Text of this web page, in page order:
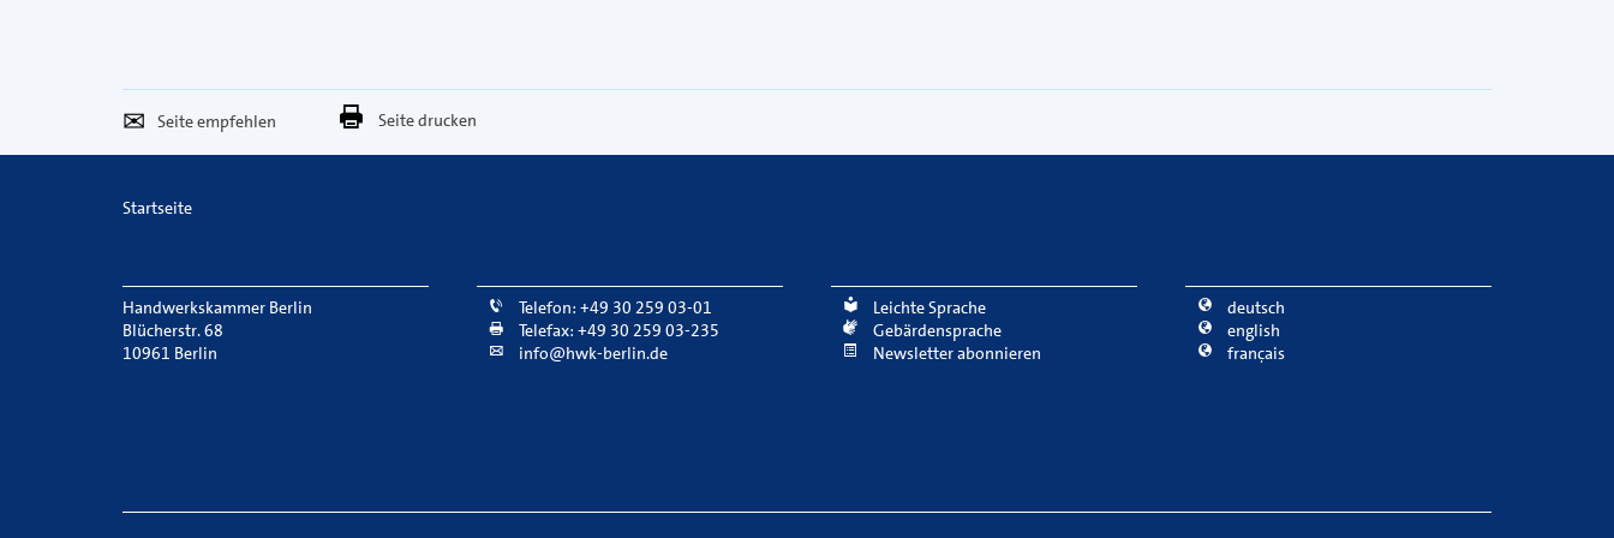
Seite
empfehlen
Per
E-
Mail
Seite drucken
Startseite
Handwerkskammer Berlin
Blücherstr. 68
10961 Berlin
Telefon: +49 30 259 03-01
Telefax: +49 30 259 03-235
info@hwk-berlin.de
Leichte Sprache
Gebärdensprache
Newsletter abonnieren
deutsch
english
français